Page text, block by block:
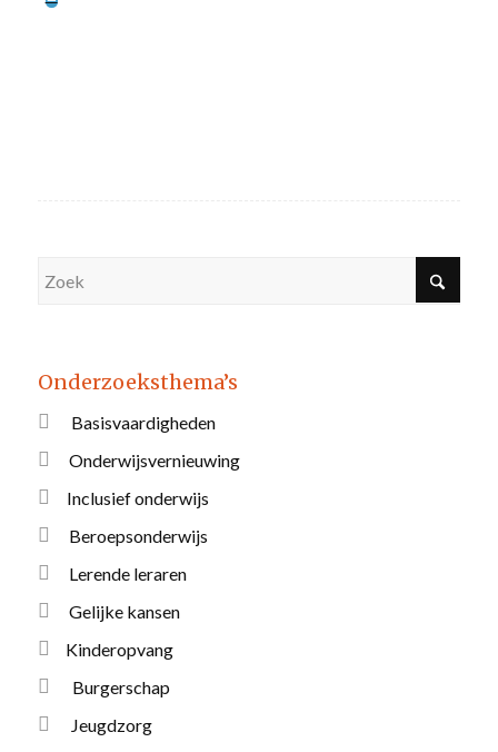
Onderzoeksthema’s
Basisvaardigheden
Onderwijsvernieuwing
Inclusief onderwijs
Beroepsonderwijs
Lerende leraren
Gelijke kansen
Kinderopvang
Burgerschap
Jeugdzorg